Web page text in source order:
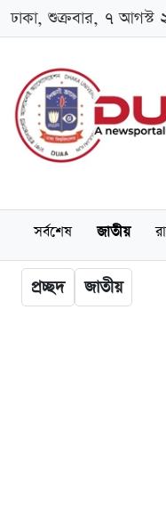
ঢাকা, শুক্রবার, ৭
সর্বশেষ জাতীয়
প্রচ্ছদ জাতীয়